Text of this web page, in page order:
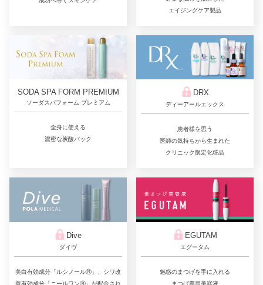
エイジングケア製品
SODA SPA FORM PREMIUM
ソーダスパフォーム プレミアム
全身に使える
濃密な炭酸パック
DRX
ディーアールエックス
患者様を思う
医師の気持ちから生まれた
クリニック限定化粧品
Dive
ダイヴ
美白有効成分「ルシノールⓇ」、シワ改
善有効成分「ニールワンⓇ」が配合され
EGUTAM
エグータム
魅惑のまつげを手に入れる
まつげ専用美容液